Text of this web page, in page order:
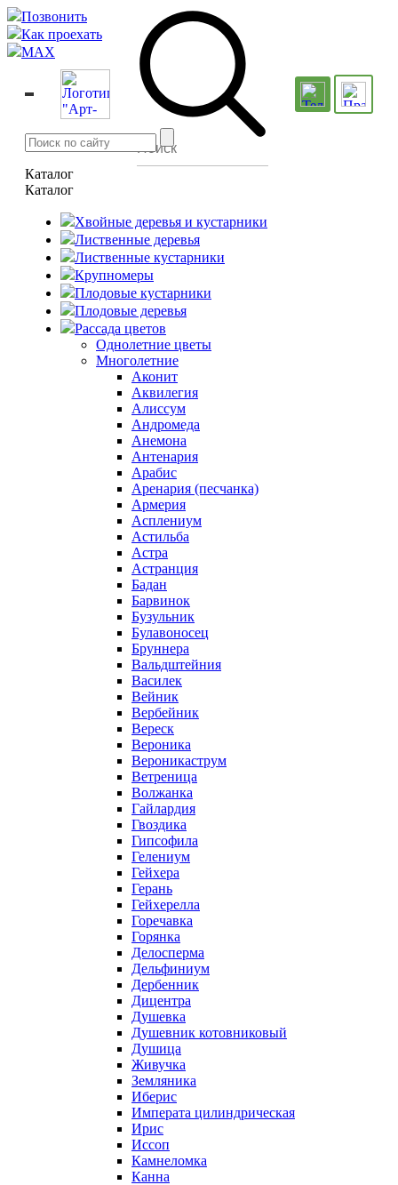
Позвонить
Как проехать
MAX
Каталог
Каталог
Хвойные деревья и кустарники
Лиственные деревья
Лиственные кустарники
Крупномеры
Плодовые кустарники
Плодовые деревья
Рассада цветов
Однолетние цветы
Многолетние
Аконит
Аквилегия
Алиссум
Андромеда
Анемона
Антенария
Арабис
Аренария (песчанка)
Армерия
Асплениум
Астильба
Астра
Астранция
Бадан
Барвинок
Бузульник
Булавоносец
Бруннера
Вальдштейния
Василек
Вейник
Вербейник
Вереск
Вероника
Вероникаструм
Ветреница
Волжанка
Гайлардия
Гвоздика
Гипсофила
Гелениум
Гейхера
Герань
Гейхерелла
Горечавка
Горянка
Делосперма
Дельфиниум
Дербенник
Дицентра
Душевка
Душевник котовниковый
Душица
Живучка
Земляника
Иберис
Императа цилиндрическая
Ирис
Иссоп
Камнеломка
Канна